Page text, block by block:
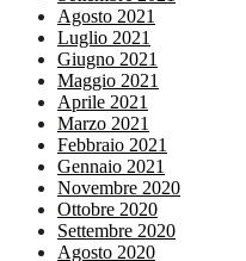
Agosto 2021
Luglio 2021
Giugno 2021
Maggio 2021
Aprile 2021
Marzo 2021
Febbraio 2021
Gennaio 2021
Novembre 2020
Ottobre 2020
Settembre 2020
Agosto 2020